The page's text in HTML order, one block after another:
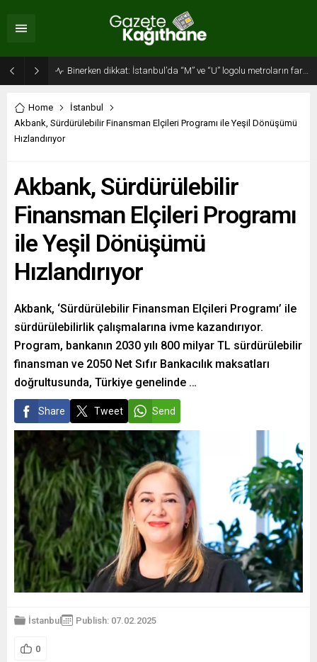
Home
İstanbul
Akbank, Sürdürülebilir Finansman Elçileri Programı ile Yeşil Dönüşümü
Hızlandırıyor
Akbank, Sürdürülebilir
Finansman Elçileri Programı
ile Yeşil Dönüşümü
Hızlandırıyor
Akbank, ‘Sürdürülebilir Finansman Elçileri Programı’ ile
sürdürülebilirlik çalışmalarına ivme kazandırıyor.
Program, bankanın 2030 yılı 800 milyar TL sürdürülebilir
finansman ve 2050 Net Sıfır Bankacılık maksatları
doğrultusunda, Türkiye genelinde …
Share Tweet Send
İstanbul Publish: 07.02.2025
0